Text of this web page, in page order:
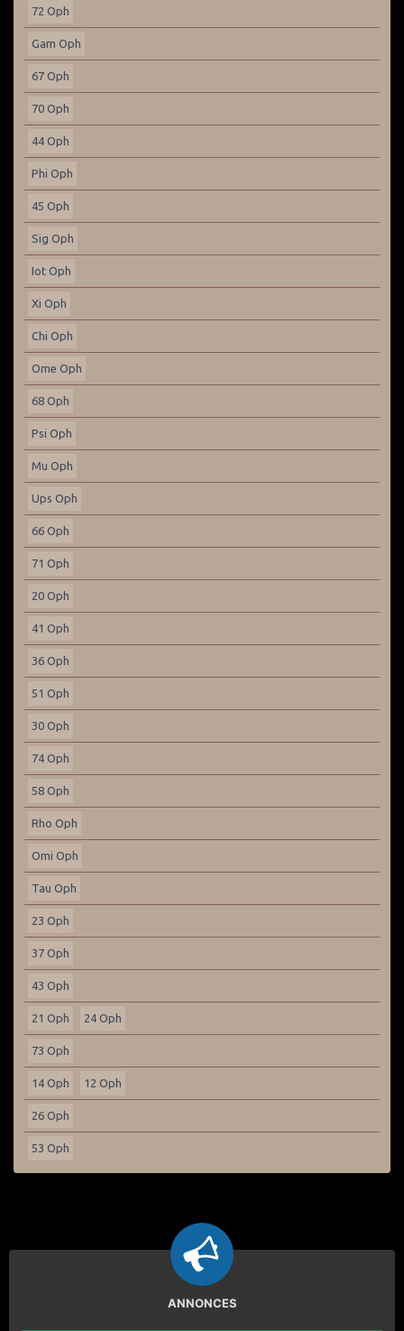
72 Oph
Gam Oph
67 Oph
70 Oph
44 Oph
Phi Oph
45 Oph
Sig Oph
Iot Oph
Xi Oph
Chi Oph
Ome Oph
68 Oph
Psi Oph
Mu Oph
Ups Oph
66 Oph
71 Oph
20 Oph
41 Oph
36 Oph
51 Oph
30 Oph
74 Oph
58 Oph
Rho Oph
Omi Oph
Tau Oph
23 Oph
37 Oph
43 Oph
21 Oph 24 Oph
73 Oph
14 Oph 12 Oph
26 Oph
53 Oph
ANNONCES